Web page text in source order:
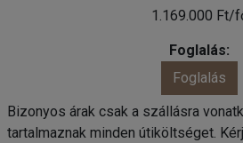
1.169.000 Ft/
Foglalás
Bizonyos árak csak a szállásra
tartalmaznak minden útiköltséget.